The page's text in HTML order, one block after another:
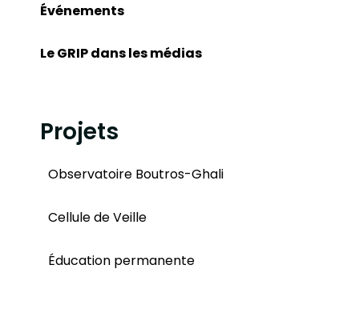
Événements
Le GRIP dans les médias
Projets
Observatoire Boutros-Ghali
Cellule de Veille
Éducation permanente